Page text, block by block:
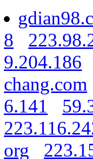
8
9.204.186
chang.com
6.141
org